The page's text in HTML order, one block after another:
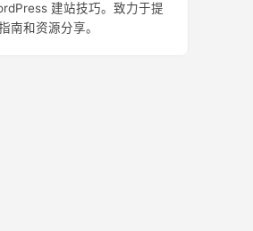
建站技巧。致力于提
南和资源分享。